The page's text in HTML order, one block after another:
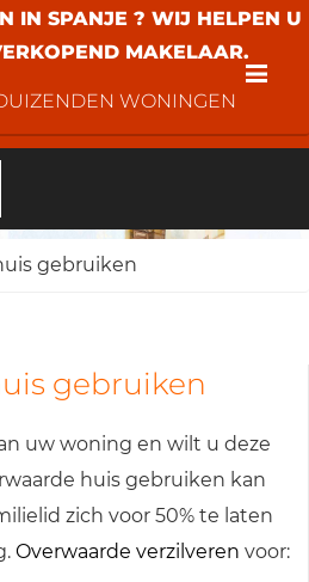
IN SPANJE ? WIJ HELPEN U
MAKELAAR.
WONINGEN
gebruiken
gebruiken
uw woning en wilt u deze
huis gebruiken kan
zich voor 50% te laten
Overwaarde verzilveren voor: